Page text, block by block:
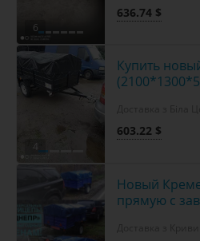
6
636.74 $
4
Купить
603.22 $
Новый
прямую с